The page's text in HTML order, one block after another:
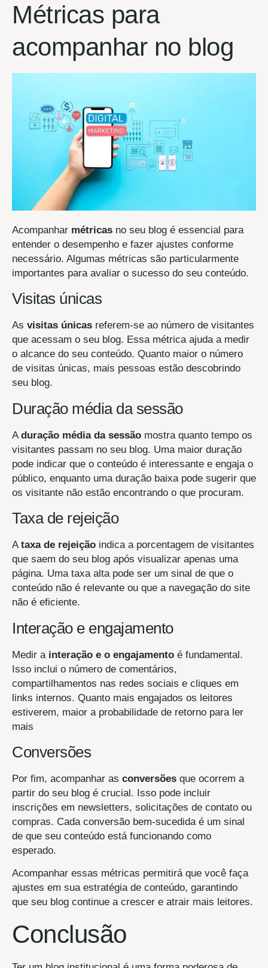
Métricas para
acompanhar no blog
Acompanhar métricas no seu blog é essencial para
entender o desempenho e fazer ajustes conforme
necessário. Algumas métricas são particularmente
importantes para avaliar o sucesso do seu conteúdo.
Visitas únicas
As visitas únicas referem-se ao número de visitantes
que acessam o seu blog. Essa métrica ajuda a medir
o alcance do seu conteúdo. Quanto maior o número
de visitas únicas, mais pessoas estão descobrindo
seu blog.
Duração média da sessão
Aduração média da sessão mostra quanto tempo os
visitantes passam no seu blog. Uma maior duração
pode indicar que o conteúdo é interessante e engaja o
público, enquanto uma duração baixa pode sugerir que
os visitante não estão encontrando o que procuram.
Taxa de rejeição
Ataxa de rejeição indica a porcentagem de visitantes
que saem do seu blog após visualizar apenas uma
página. Uma taxa alta pode ser um sinal de que o
conteúdo não é relevante ou que a navegação do site
não é eficiente.
Interação e engajamento
Medir a interação e o engajamento é fundamental.
Isso inclui o número de comentários,
compartilhamentos nas redes sociais e cliques em
links internos. Quanto mais engajados os leitores
estiverem, maior a probabilidade de retorno para ler
mais
Conversões
Por fim, acompanhar as conversões que ocorrem a
partir do seu blog é crucial. Isso pode incluir
inscrições em newsletters, solicitações de contato ou
compras. Cada conversão bem-sucedida é um sinal
de que seu conteúdo está funcionando como
esperado.
Acompanhar essas métricas permitirá que você faça
ajustes em sua estratégia de conteúdo, garantindo
que seu blog continue a crescer e atrair mais leitores.
Conclusão